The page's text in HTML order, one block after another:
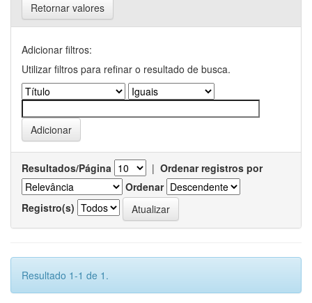
Retornar valores
Adicionar filtros:
Utilizar filtros para refinar o resultado de busca.
Resultados/Página | Ordenar registros por
Ordenar
Registro(s)
Resultado 1-1 de 1.